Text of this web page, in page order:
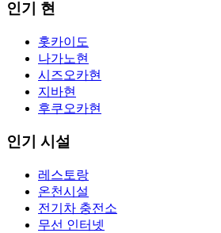
인기 현
홋카이도
나가노현
시즈오카현
지바현
후쿠오카현
인기 시설
레스토랑
온천시설
전기차 충전소
무선 인터넷